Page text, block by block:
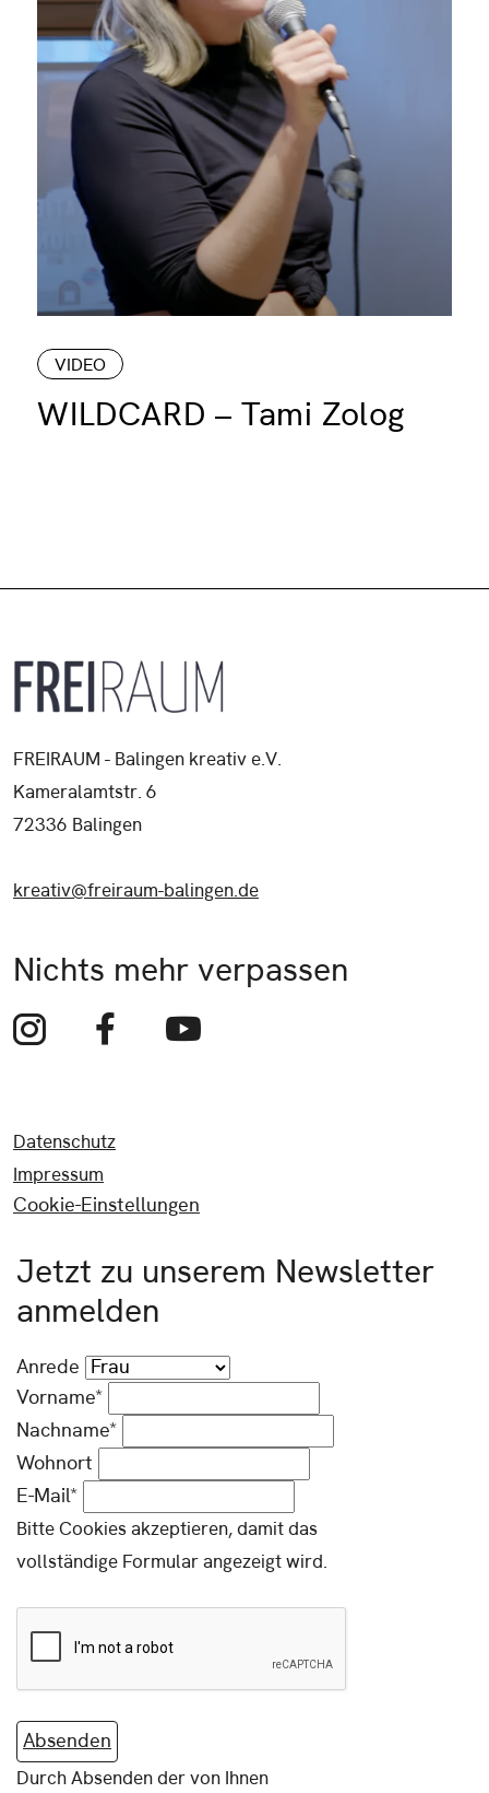
VIDEO
WILDCARD – Tami Zolog
FREIRAUM - Balingen kreativ e.V.
Kameralamtstr. 6
72336 Balingen
kreativ@freiraum-balingen.de
Nichts mehr verpassen
Datenschutz
Impressum
Cookie-Einstellungen
Jetzt zu unserem Newsletter
anmelden
Anrede
Vorname*
Nachname*
Wohnort
E-Mail*
Bitte Cookies akzeptieren, damit das
vollständige Formular angezeigt wird.
Absenden
Durch Absenden der von Ihnen